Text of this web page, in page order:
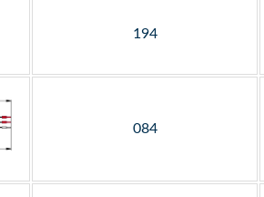
194
084